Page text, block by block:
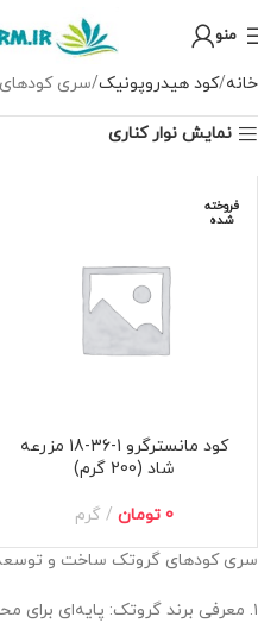
منو
خانه کود هیدروپونیک سری
نمایش نوار کناری
فروخته
شده
کود مانسترگرو 1-36-18 مزرعه
شاد (200 گرم)
0 تومان
گرم
سری کودهای گروتک ساخت و
۱. معرفی برند گروتک: پایه‌ای برای محتوای سئویی منحصربه‌فرد